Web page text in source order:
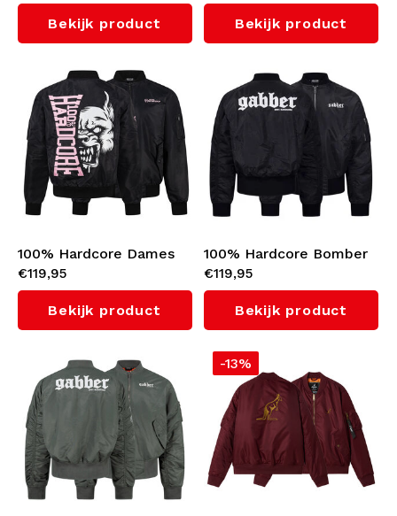
Rage' (Graphite)
Bekijk product
Rage' (Black)
Bekijk product
100% Hardcore Dames
Bomber Jacket 'Branded
Rage' (Black/Pink)
€119,95
Bekijk product
100% Hardcore Bomber
Jacket 'Gabber' (Black)
€119,95
Bekijk product
-13%